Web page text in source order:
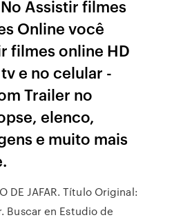
Assistir filmes
Online você
filmes online HD
e no celular -
Trailer no
elenco,
e muito mais
DE JAFAR. Título Original:
Buscar en Estudio de